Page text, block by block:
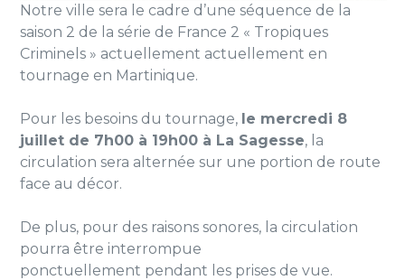
Notre ville sera le cadre d’une séquence de la
saison 2 de la série de France 2 « Tropiques
Criminels » actuellement actuellement en
tournage en Martinique.
Pour les besoins du tournage, le mercredi 8
juillet de 7h00 à 19h00 à La Sagesse, la
circulation sera alternée sur une portion de route
face au décor.
De plus, pour des raisons sonores, la circulation
pourra être interrompue
ponctuellement pendant les prises de vue.